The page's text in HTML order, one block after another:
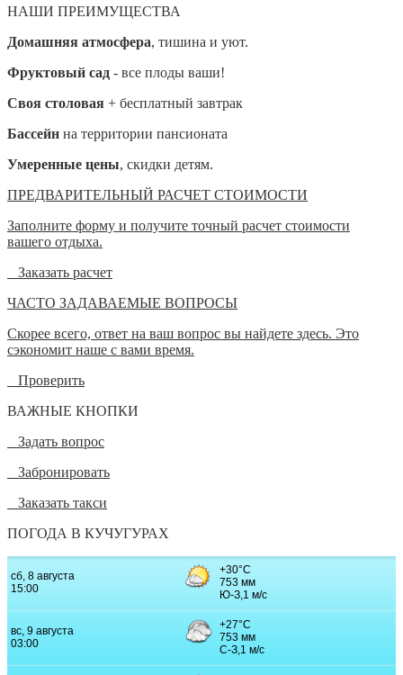
НАШИ ПРЕИМУЩЕСТВА
Домашняя атмосфера, тишина и уют.
Фруктовый сад - все плоды ваши!
Своя столовая + бесплатный завтрак
Бассейн на территории пансионата
Умеренные цены, скидки детям.
ПРЕДВАРИТЕЛЬНЫЙ РАСЧЕТ СТОИМОСТИ
Заполните форму и получите точный расчет стоимости
вашего отдыха.
Заказать расчет
ЧАСТО ЗАДАВАЕМЫЕ ВОПРОСЫ
Скорее всего, ответ на ваш вопрос вы найдете здесь. Это
сэкономит наше с вами время.
Проверить
ВАЖНЫЕ КНОПКИ
Задать вопрос
Забронировать
Заказать такси
ПОГОДА В КУЧУГУРАХ